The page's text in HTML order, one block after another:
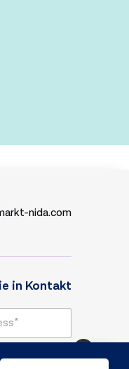
nida.com
in Kontakt